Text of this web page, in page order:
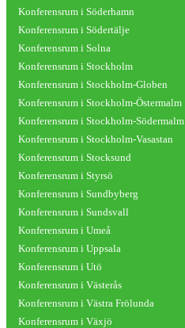
Konferensrum i Söderhamn
Konferensrum i Södertälje
Konferensrum i Solna
Konferensrum i Stockholm
Konferensrum i Stockholm-Globen
Konferensrum i Stockholm-Östermalm
Konferensrum i Stockholm-Södermalm
Konferensrum i Stockholm-Vasastan
Konferensrum i Stocksund
Konferensrum i Styrsö
Konferensrum i Sundbyberg
Konferensrum i Sundsvall
Konferensrum i Umeå
Konferensrum i Uppsala
Konferensrum i Utö
Konferensrum i Västerås
Konferensrum i Västra Frölunda
Konferensrum i Växjö